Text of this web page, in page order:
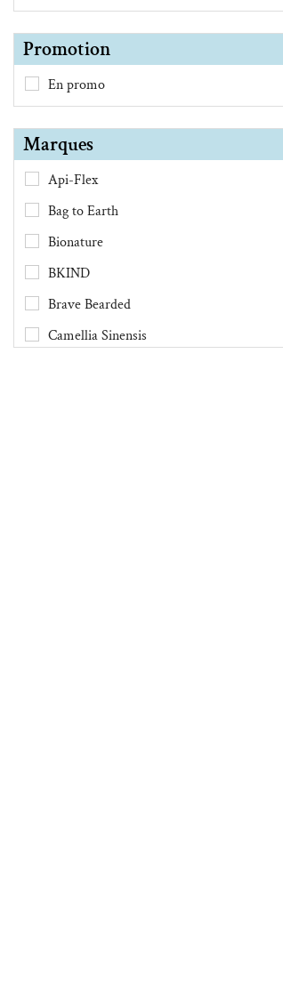
Promotion
En promo
Marques
Api-Flex
Bag to Earth
Bionature
BKIND
Brave Bearded
Camellia Sinensis